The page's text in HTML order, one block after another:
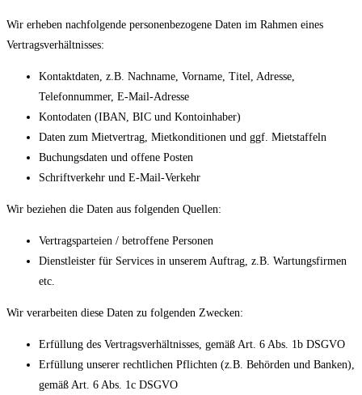
Wir erheben nachfolgende personenbezogene Daten im Rahmen eines
Vertragsverhältnisses:
Kontaktdaten, z.B. Nachname, Vorname, Titel, Adresse,
Telefonnummer, E-Mail-Adresse
Kontodaten (IBAN, BIC und Kontoinhaber)
Daten zum Mietvertrag, Mietkonditionen und ggf. Mietstaffeln
Buchungsdaten und offene Posten
Schriftverkehr und E-Mail-Verkehr
Wir beziehen die Daten aus folgenden Quellen:
Vertragsparteien / betroffene Personen
Dienstleister für Services in unserem Auftrag, z.B. Wartungsfirmen
etc.
Wir verarbeiten diese Daten zu folgenden Zwecken:
Erfüllung des Vertragsverhältnisses, gemäß Art. 6 Abs. 1b DSGVO
Erfüllung unserer rechtlichen Pflichten (z.B. Behörden und Banken),
gemäß Art. 6 Abs. 1c DSGVO